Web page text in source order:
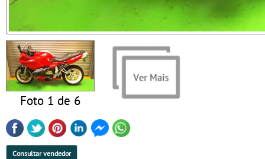
Foto 1 de 6
Consultar vendedor